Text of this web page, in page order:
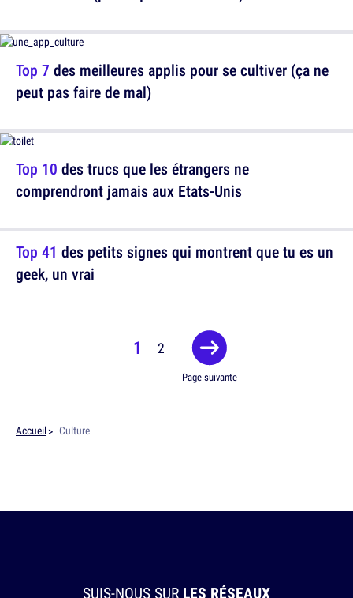
Top 7 des meilleures applis pour se cultiver (ça ne
peut pas faire de mal)
Top 41 des petits signes qui montrent que tu es un
geek, un vrai
Top 10 des trucs que les étrangers ne
comprendront jamais aux Etats-Unis
1 2
Page suivante
Accueil Culture
SUIS-NOUS SUR LES RÉSEAUX